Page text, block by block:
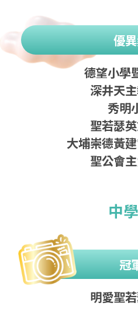
優
德望小學
深井天
秀明
聖若瑟
大埔崇德黃
聖公會
中
冠
明愛聖